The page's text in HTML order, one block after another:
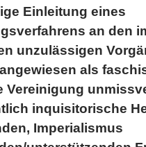
Einleitung eines
an den
unzulässigen
als
Vereinigung
inquisitorische
Imperialismus